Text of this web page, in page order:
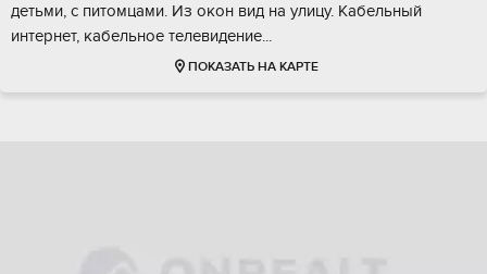
детьми, с питомцами. Из окон вид на улицу. Кабельный
интернет, кабельное телевидение...
ПОКАЗАТЬ НА КАРТЕ